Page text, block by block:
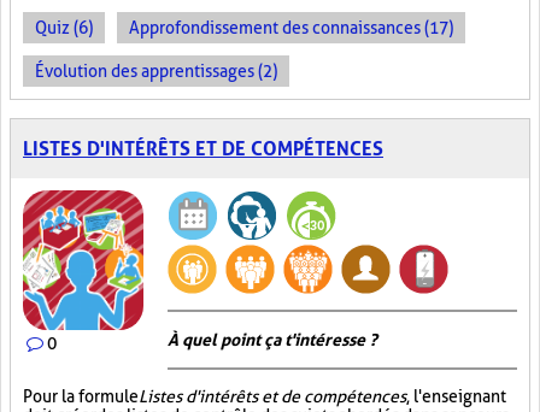
Quiz (6) Approfondissement des connaissances (17)
Évolution des apprentissages (2)
LISTES D'INTÉRÊTS ET DE COMPÉTENCES
0 À quel point ça t'intéresse ?
Pour la formuleListes d'intérêts et de compétences, l'enseignant